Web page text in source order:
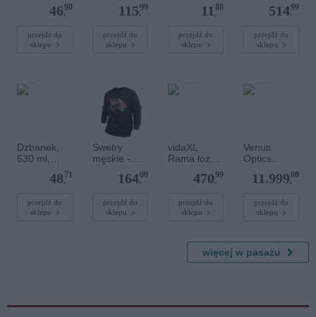
pojemnik na
higieniczne
pastelowo
46,
90
przejdź do
sklepu
pod siebie,
materiał
drewnopoch
115,
99
przejdź do
sklepu
FLORENCE
11 ,
88
przejdź do
sklepu
"Lyon", 2
50x31x60
514,
99
przejdź do
sklepu
Dzbanek,
530 ml,
szary, Wikle
48,
71
przejdź do
sklepu
Swetry
męskie -
164,
00
przejdź do
sklepu
vidaXL
Rama łóżka,
brąz, 200 x
drewno
sosnowe
470,
99
przejdź do
sklepu
Venus
Optics
Periprobe
T14 Macro
2:1 do Arri
11.999,
00
przejdź do
sklepu
więcej w pasażu